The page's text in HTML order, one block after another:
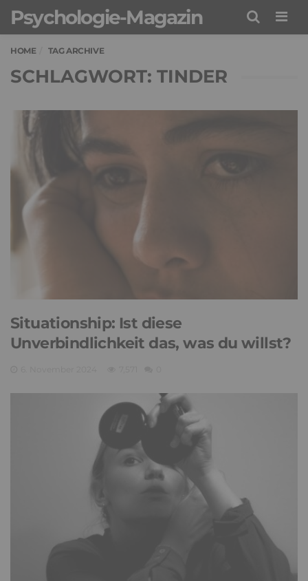
Psychologie-Magazin
HOME TAG ARCHIVE
SCHLAGWORT: TINDER
Situationship: Ist diese
Unverbindlichkeit das, was du willst?